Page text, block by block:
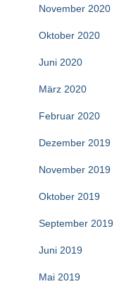
November 2020
Oktober 2020
Juni 2020
März 2020
Februar 2020
Dezember 2019
November 2019
Oktober 2019
September 2019
Juni 2019
Mai 2019